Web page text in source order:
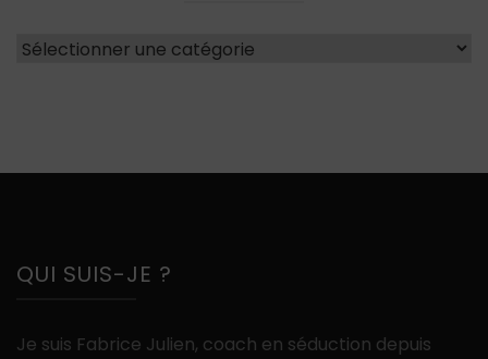
Catégories
QUI SUIS-JE ?
Je suis Fabrice Julien, coach en séduction depuis